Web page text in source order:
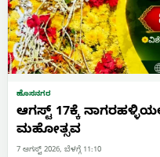
ಹೊಸನಗರ
ಆಗಸ್ಟ್ 17ಕ್ಕೆ
ಮಹೋತ್ಸವ
7 ಆಗಸ್ಟ್ 2026, ಬೆಳಗ್ಗೆ 11:10